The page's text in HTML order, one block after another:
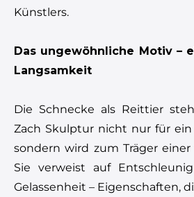
Künstlers.
Das ungewöhnliche Motiv –
Langsamkeit
Die Schnecke als Reittier
Zach Skulptur nicht nur für
sondern wird zum Träger
Sie verweist auf
Gelassenheit – Eigenschaften,